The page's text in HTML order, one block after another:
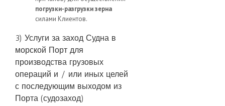
погрузки-разгрузки зерна
силами Клиентов.
3) Услуги за заход Судна в
морской Порт для
производства грузовых
операций и / или иных целей
с последующим выходом из
Порта (судозаход)